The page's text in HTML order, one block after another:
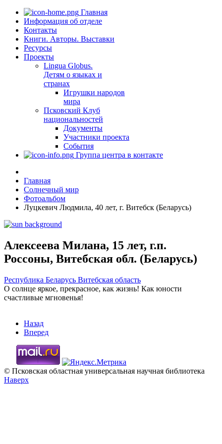
Главная
Информация об отделе
Контакты
Книги. Авторы. Выставки
Ресурсы
Проекты
Lingua Globus.
Детям о языках и
странах
Игрушки народов
мира
Псковский Клуб
национальностей
Документы
Участники проекта
События
Группа центра в контакте
Главная
Солнечный мир
Фотоальбом
Луцкевич Людмила, 40 лет, г. Витебск (Беларусь)
Алексеева Милана, 15 лет, г.п.
Россоны, Витебская обл. (Беларусь)
Республика Беларусь Витебская область
О солнце яркое, прекрасное, как жизнь! Как юности
счастливые мгновенья!
Назад
Вперед
© Псковская областная универсальная научная библиотека
Наверх